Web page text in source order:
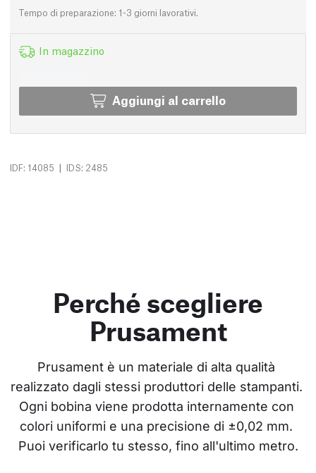
Tempo di preparazione: 1-3 giorni lavorativi.
In magazzino
Aggiungi al carrello
IDF: 14085 | IDS: 2485
Perché scegliere
Prusament
Prusament è un materiale di alta qualità
realizzato dagli stessi produttori delle stampanti.
Ogni bobina viene prodotta internamente con
colori uniformi e una precisione di ±0,02 mm.
Puoi verificarlo tu stesso, fino all'ultimo metro.